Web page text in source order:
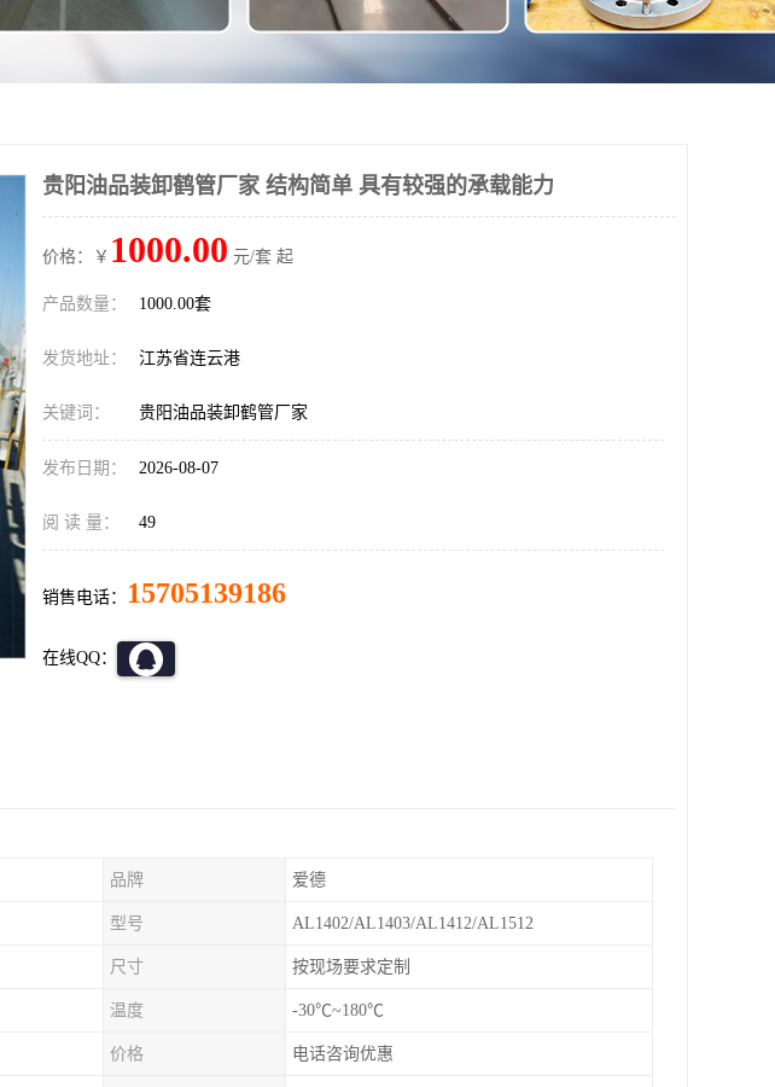
贵阳油品装卸鹤管厂家 结构简单 具有较强的承载能力
价格：￥ 1000.00 元/套 起
产品数量： 1000.00套
发货地址： 江苏省连云港
关键词： 贵阳油品装卸鹤管厂家
发布日期： 2026-08-07
阅 读 量： 49
销售电话： 15705139186
在线QQ：
品牌 爱德
型号 AL1402/AL1403/AL1412/AL1512
尺寸 按现场要求定制
温度 -30℃~180℃
价格 电话咨询优惠